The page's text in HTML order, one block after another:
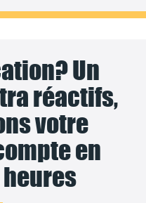
Un
réactifs,
votre
en